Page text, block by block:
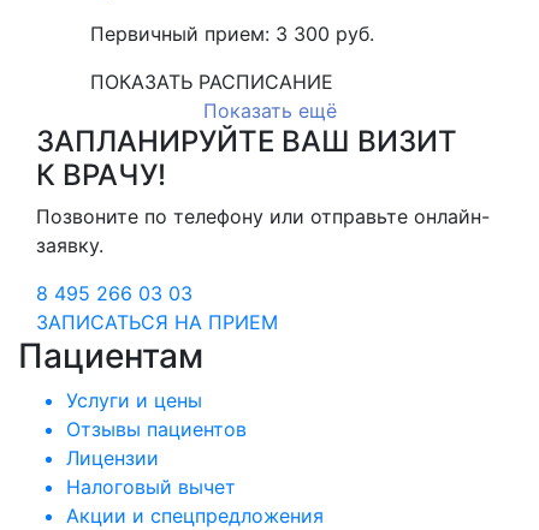
Первичный прием: 3 300 руб.
ПОКАЗАТЬ РАСПИСАНИЕ
Показать ещё
ЗАПЛАНИРУЙТЕ ВАШ ВИЗИТ
К ВРАЧУ!
Позвоните по телефону или отправьте онлайн-
заявку.
8 495 266 03 03
ЗАПИСАТЬСЯ НА ПРИЕМ
Пациентам
Услуги и цены
Отзывы пациентов
Лицензии
Налоговый вычет
Акции и спецпредложения